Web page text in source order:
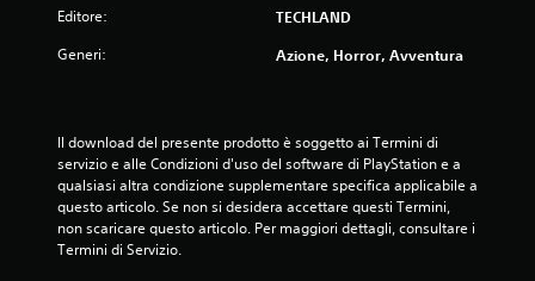
n
u
e
d
Editore: TECHLAND
Generi: Azione, Horror, Avventura
Il download del presente prodotto è soggetto ai Termini di
servizio e alle Condizioni d'uso del software di PlayStation e a
qualsiasi altra condizione supplementare specifica applicabile a
questo articolo. Se non si desidera accettare questi Termini,
non scaricare questo articolo. Per maggiori dettagli, consultare i
Termini di Servizio.